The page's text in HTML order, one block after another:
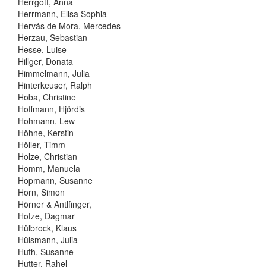
Herrmann, Elisa Sophia
Hervás de Mora, Mercedes
Herzau, Sebastian
Hesse, Luise
Hillger, Donata
Himmelmann, Julia
Hinterkeuser, Ralph
Hoba, Christine
Hoffmann, Hjördis
Hohmann, Lew
Höhne, Kerstin
Höller, Timm
Holze, Christian
Homm, Manuela
Hopmann, Susanne
Horn, Simon
Hörner & Antlfinger,
Hotze, Dagmar
Hülbrock, Klaus
Hülsmann, Julia
Huth, Susanne
Hutter, Rahel